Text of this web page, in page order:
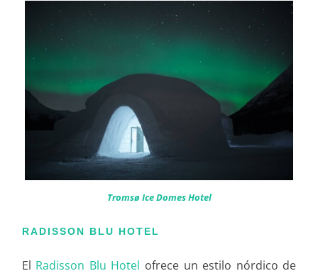
Tromsø Ice Domes Hotel
RADISSON BLU HOTEL
El Radisson Blu Hotel ofrece un estilo nórdico de